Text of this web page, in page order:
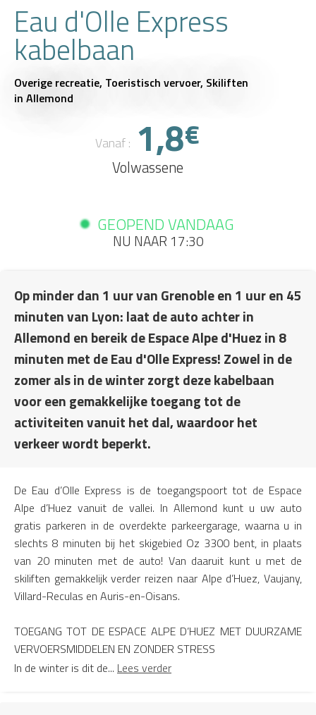
Eau d'Olle Express
kabelbaan
Overige recreatie, Toeristisch vervoer, Skiliften
in Allemond
Vanaf : 1,8€
Volwassene
GEOPEND VANDAAG
NU NAAR 17:30
Op minder dan 1 uur van Grenoble en 1 uur en 45
minuten van Lyon: laat de auto achter in
Allemond en bereik de Espace Alpe d'Huez in 8
minuten met de Eau d'Olle Express! Zowel in de
zomer als in de winter zorgt deze kabelbaan
voor een gemakkelijke toegang tot de
activiteiten vanuit het dal, waardoor het
verkeer wordt beperkt.
De Eau d’Olle Express is de toegangspoort tot de Espace
Alpe d’Huez vanuit de vallei. In Allemond kunt u uw auto
gratis parkeren in de overdekte parkeergarage, waarna u in
slechts 8 minuten bij het skigebied Oz 3300 bent, in plaats
van 20 minuten met de auto! Van daaruit kunt u met de
skiliften gemakkelijk verder reizen naar Alpe d’Huez, Vaujany,
Villard-Reculas en Auris-en-Oisans.
TOEGANG TOT DE ESPACE ALPE D’HUEZ MET DUURZAME
VERVOERSMIDDELEN EN ZONDER STRESS
In de winter is dit de... Lees verder